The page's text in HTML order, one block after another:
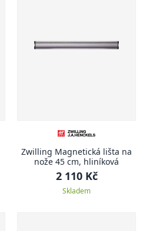
Zwilling Magnetická lišta na
nože 45 cm, hliníková
2 110 Kč
Skladem